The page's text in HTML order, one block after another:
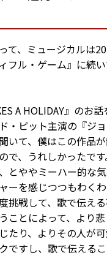
て、ミュージカルは
フル・ゲーム』に続
A HOLIDAY』のお
・ピット主演の『ジ
いて、僕はこの作品
で、うれしかったで
とややミーハー的な
ーを感じつつもわく
挑戦して、歌で伝え
ことによって、より悲
たり、よりその人が
ですし、歌で伝える